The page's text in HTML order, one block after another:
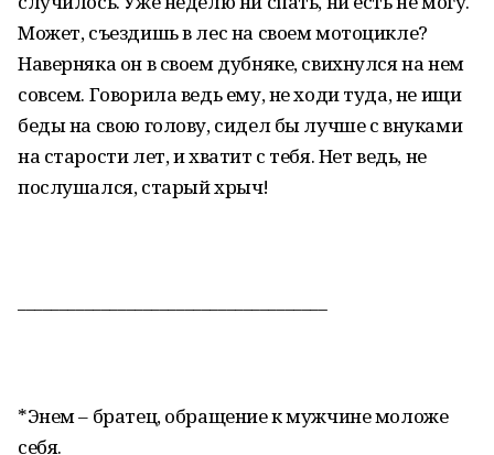
Может, съездишь в лес на своем мотоцикле?
Наверняка он в своем дубняке, свихнулся на нем
совсем. Говорила ведь ему, не ходи туда, не ищи
беды на свою голову, сидел бы лучше с внуками
на старости лет, и хватит с тебя. Нет ведь, не
послушался, старый хрыч!
*Энем – братец, обращение к мужчине моложе
себя.